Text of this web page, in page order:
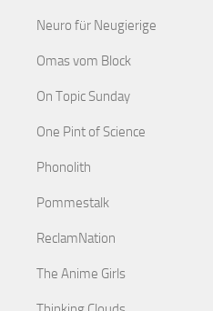
Neuro für Neugierige
Omas vom Block
On Topic Sunday
One Pint of Science
Phonolith
Pommestalk
ReclamNation
The Anime Girls